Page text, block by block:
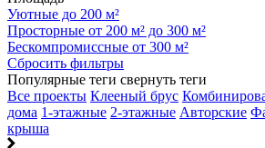
Уютные до 200 м²
Просторные от 200 м² до 300 м²
Бескомпромиссные от 300 м²
Сбросить фильтры
Популярные теги свернуть теги
Все проекты Клееный брус
дома 1-этажные 2-этажные Авторские
крыша